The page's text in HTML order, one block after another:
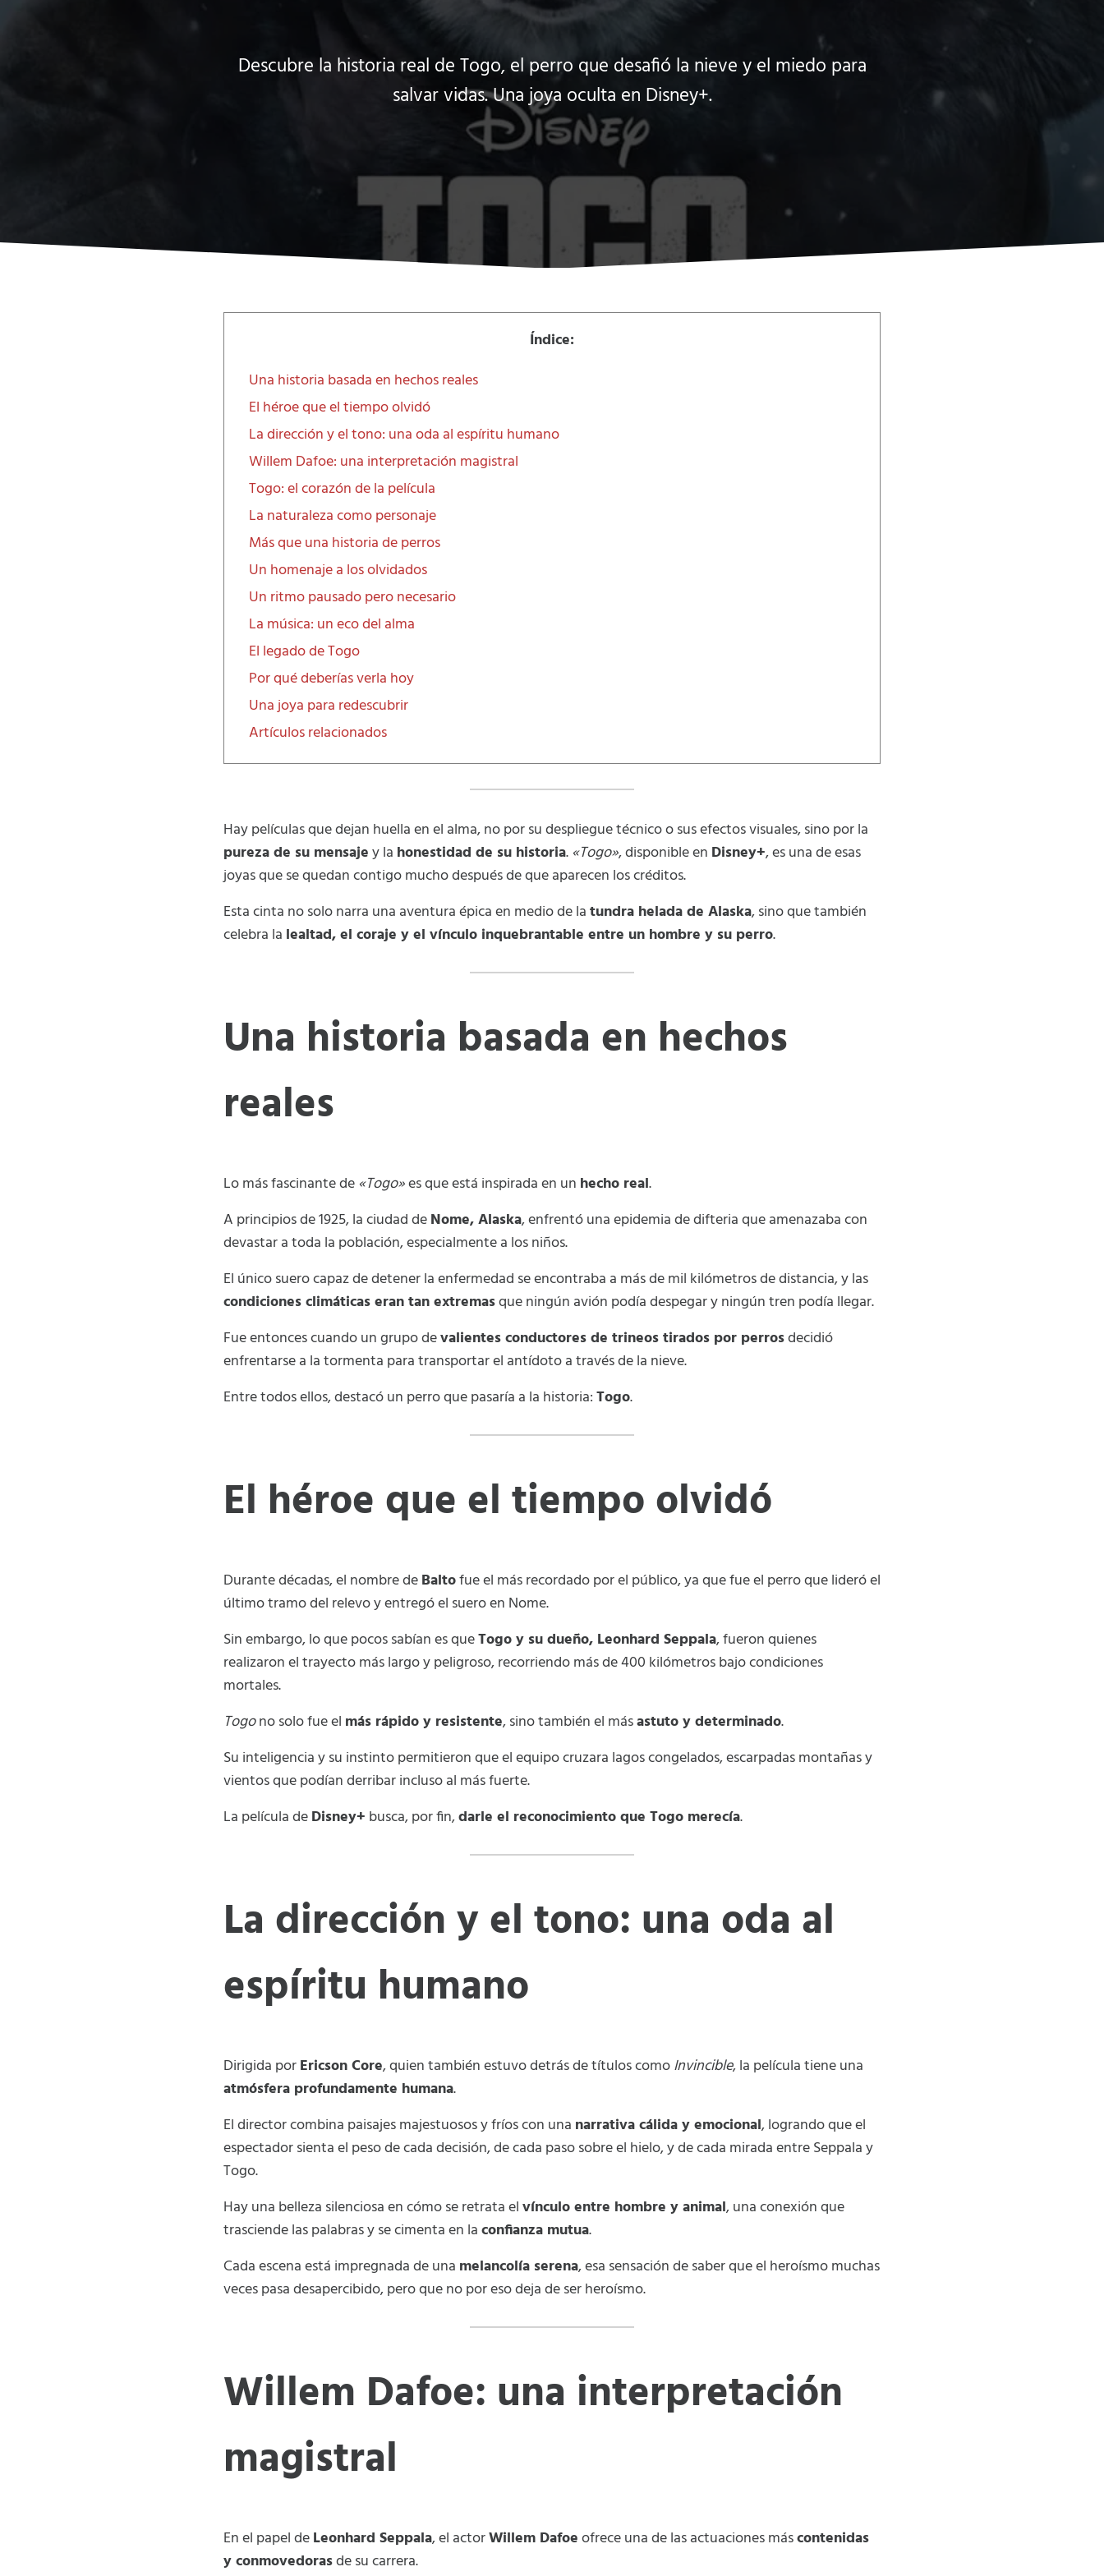
Descubre la historia real de Togo, el perro que desafió la nieve y el miedo para
salvar vidas. Una joya oculta en Disney+.
Índice:
Una historia basada en hechos reales
El héroe que el tiempo olvidó
La dirección y el tono: una oda al espíritu humano
Willem Dafoe: una interpretación magistral
Togo: el corazón de la película
La naturaleza como personaje
Más que una historia de perros
Un homenaje a los olvidados
Un ritmo pausado pero necesario
La música: un eco del alma
El legado de Togo
Por qué deberías verla hoy
Una joya para redescubrir
Artículos relacionados
Hay películas que dejan huella en el alma, no por su despliegue técnico o sus efectos visuales, sino por la
pureza de su mensajey la honestidad de su historia.«Togo», disponible en Disney+, es una de esas
joyas que se quedan contigo mucho después de que aparecen los créditos.
Esta cinta no solo narra una aventura épica en medio de latundra helada de Alaska, sino que también
celebra la lealtad, el coraje y el vínculo inquebrantable entre un hombre y su perro.
Una historia basada en hechos
reales
Lo más fascinante de«Togo»es que está inspirada en un hecho real.
A principios de 1925, la ciudad deNome, Alaska, enfrentó una epidemia de difteria que amenazaba con
devastar a toda la población, especialmente a los niños.
El único suero capaz de detener la enfermedad se encontraba a más de mil kilómetros de distancia, y las
condiciones climáticas eran tan extremasque ningún avión podía despegar y ningún tren podía llegar.
Fue entonces cuando un grupo devalientes conductores de trineos tirados por perrosdecidió
enfrentarse a la tormenta para transportar el antídoto a través de la nieve.
Entre todos ellos, destacó un perro que pasaría a la historia:Togo.
El héroe que el tiempo olvidó
Durante décadas, el nombre deBaltofue el más recordado por el público, ya que fue el perro que lideró el
último tramo del relevo y entregó el suero en Nome.
Sin embargo, lo que pocos sabían es queTogo y su dueño, Leonhard Seppala, fueron quienes
realizaron el trayecto más largo y peligroso, recorriendo más de 400 kilómetros bajo condiciones
mortales.
Togono solo fue el más rápido y resistente, sino también el másastuto y determinado.
Su inteligencia y su instinto permitieron que el equipo cruzara lagos congelados, escarpadas montañas y
vientos que podían derribar incluso al más fuerte.
La película deDisney+ busca, por fin,darle el reconocimiento que Togo merecía.
La dirección y el tono: una oda al
espíritu humano
Dirigida porEricson Core, quien también estuvo detrás de títulos comoInvincible, la película tiene una
atmósfera profundamente humana.
El director combina paisajes majestuosos y fríos con una narrativa cálida y emocional, logrando que el
espectador sienta el peso de cada decisión, de cada paso sobre el hielo, y de cada mirada entre Seppala y
Togo.
Hay una belleza silenciosa en cómo se retrata elvínculo entre hombre y animal, una conexión que
trasciende las palabras y se cimenta en laconfianza mutua.
Cada escena está impregnada de una melancolía serena, esa sensación de saber que el heroísmo muchas
veces pasa desapercibido, pero que no por eso deja de ser heroísmo.
Willem Dafoe: una interpretación
magistral
En el papel deLeonhard Seppala, el actorWillem Dafoeofrece una de las actuaciones máscontenidas
y conmovedorasde su carrera.